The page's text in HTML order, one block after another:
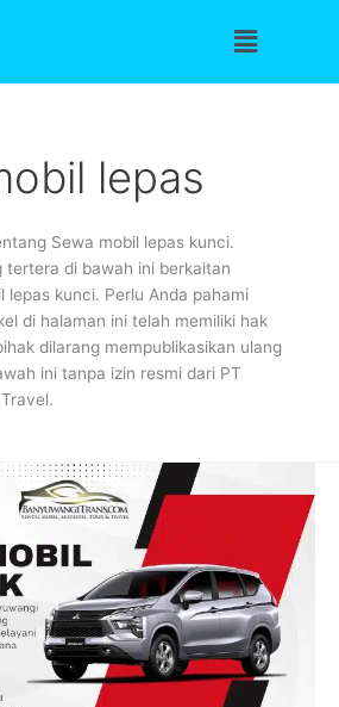
Menu
lepas
Sewa mobil lepas kunci.
tertera di bawah ini berkaitan
lepas kunci. Perlu Anda pahami
di halaman ini telah memiliki hak
dilarang mempublikasikan ulang
ini tanpa izin resmi dari PT